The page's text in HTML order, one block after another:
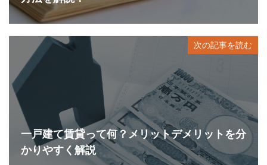
次の記事を読む
一戸建て賃貸って何？メリットデメリットを分
かりやすく解説